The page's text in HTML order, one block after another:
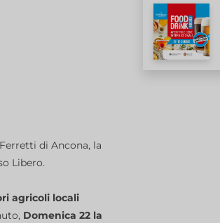
di Ancona, la
Libero.
agricoli locali
Domenica 22 la